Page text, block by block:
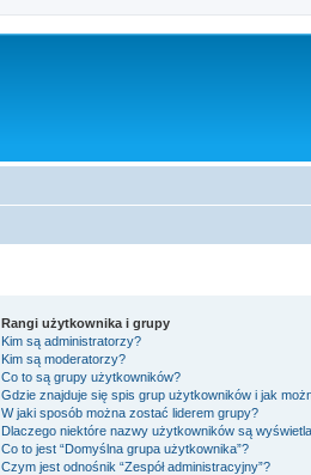
Rangi użytkownika i grupy
Kim są administratorzy?
Kim są moderatorzy?
Co to są grupy użytkowników?
Gdzie znajduje się spis grup użytkowników i jak
W jaki sposób można zostać liderem grupy?
Dlaczego niektóre nazwy użytkowników są
Co to jest “Domyślna grupa użytkownika”?
Czym jest odnośnik “Zespół administracyjny”?